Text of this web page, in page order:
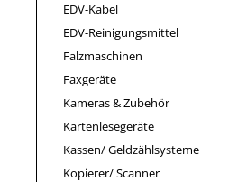
EDV-Kabel
EDV-Reinigungsmittel
Falzmaschinen
Faxgeräte
Kameras & Zubehör
Kartenlesegeräte
Kassen/ Geldzählsysteme
Kopierer/ Scanner